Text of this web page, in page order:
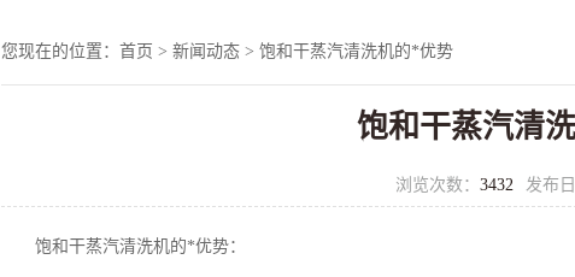
您现在的位置： 首页 > 新闻动态 > 饱和干蒸汽清洗机的*优势
饱和干蒸汽清
浏览次数： 3432 发布日
饱和干蒸汽清洗机的*优势：